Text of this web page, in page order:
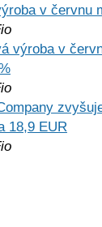
v červnu
výroba v
18,9 EUR